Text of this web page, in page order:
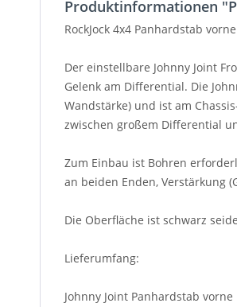
Produktinformationen
RockJock 4x4 Panhardstab
Der einstellbare Johnny Joint
Gelenk am Differential. Die
Wandstärke) und ist am
zwischen großem Differential
Zum Einbau ist Bohren
an beiden Enden, Verstärkung
Die Oberfläche ist schwarz
Lieferumfang:
Johnny Joint Panhardstab